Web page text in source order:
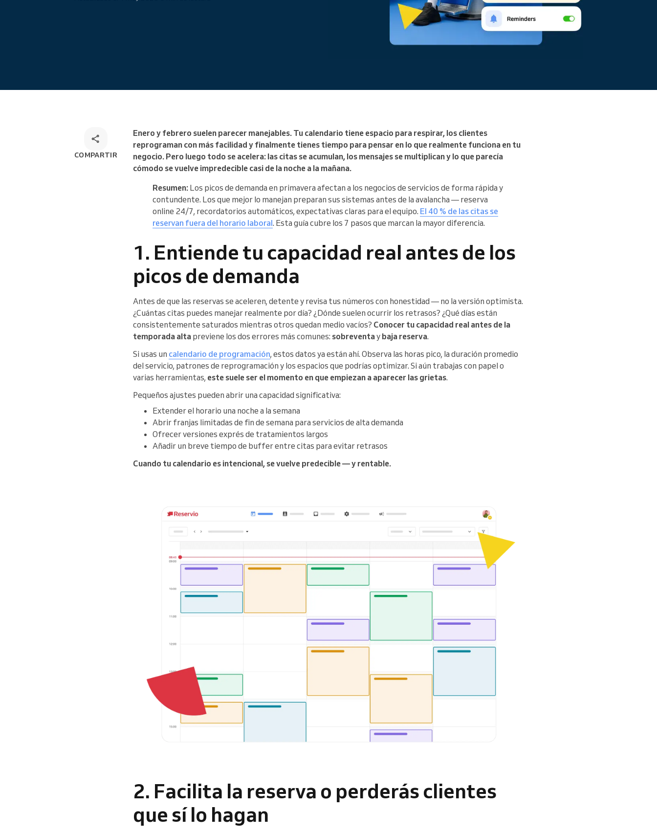
COMPARTIR
Enero y febrero suelen parecer manejables. Tu calendario tiene espacio para respirar, los clientes
reprograman con más facilidad y finalmente tienes tiempo para pensar en lo que realmente funciona en tu
negocio. Pero luego todo se acelera: las citas se acumulan, los mensajes se multiplican y lo que parecía
cómodo se vuelve impredecible casi de la noche a la mañana.
Resumen: Los picos de demanda en primavera afectan a los negocios de servicios de forma rápida y
contundente. Los que mejor lo manejan preparan sus sistemas antes de la avalancha — reserva
online 24/7, recordatorios automáticos, expectativas claras para el equipo. El 40 % de las citas se
reservan fuera del horario laboral. Esta guía cubre los 7 pasos que marcan la mayor diferencia.
1. Entiende tu capacidad real antes de los
picos de demanda
Antes de que las reservas se aceleren, detente y revisa tus números con honestidad — no la versión optimista.
¿Cuántas citas puedes manejar realmente por día? ¿Dónde suelen ocurrir los retrasos? ¿Qué días están
consistentemente saturados mientras otros quedan medio vacíos? Conocer tu capacidad real antes de la
temporada alta previene los dos errores más comunes: sobreventay baja reserva.
Si usas un calendario de programación, estos datos ya están ahí. Observa las horas pico, la duración promedio
del servicio, patrones de reprogramación y los espacios que podrías optimizar. Si aún trabajas con papel o
varias herramientas, este suele ser el momento en que empiezan a aparecer las grietas.
Pequeños ajustes pueden abrir una capacidad significativa:
Extender el horario una noche a la semana
Abrir franjas limitadas de fin de semana para servicios de alta demanda
Ofrecer versiones exprés de tratamientos largos
Añadir un breve tiempo de buffer entre citas para evitar retrasos
Cuando tu calendario es intencional, se vuelve predecible — y rentable.
2. Facilita la reserva o perderás clientes
que sí lo hagan